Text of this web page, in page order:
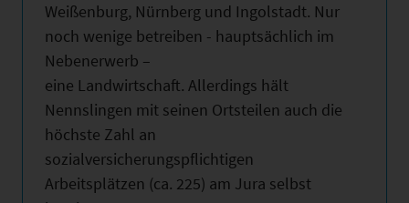
Weißenburg, Nürnberg und Ingolstadt. Nur
noch wenige betreiben - hauptsächlich im
Nebenerwerb –
eine Landwirtschaft. Allerdings hält
Nennslingen mit seinen Ortsteilen auch die
höchste Zahl an
sozialversicherungspflichtigen
Arbeitsplätzen (ca. 225) am Jura selbst